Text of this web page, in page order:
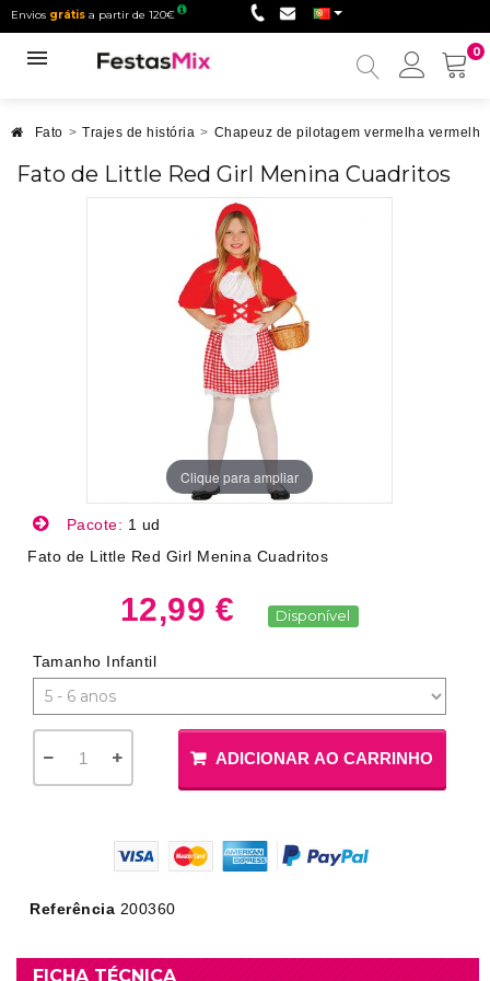
Envios grátis a partir de 120€
0
Minha
Fato > Trajes de história > Chapeuz de pilotagem vermelha vermelha
Fato de Little Red Girl Menina Cuadritos
Clique para ampliar
Pacote: 1 ud
Fato de Little Red Girl Menina Cuadritos
12,99 € Disponível
Tamanho Infantil
ADICIONAR AO CARRINHO
Referência 200360
FICHA TÉCNICA